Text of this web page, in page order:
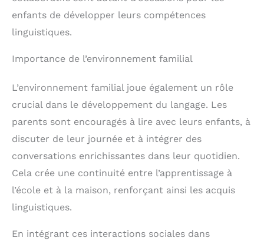
enfants de développer leurs compétences
linguistiques.
Importance de l’environnement familial
L’environnement familial joue également un rôle
crucial dans le développement du langage. Les
parents sont encouragés à lire avec leurs enfants, à
discuter de leur journée et à intégrer des
conversations enrichissantes dans leur quotidien.
Cela crée une continuité entre l’apprentissage à
l’école et à la maison, renforçant ainsi les acquis
linguistiques.
En intégrant ces interactions sociales dans